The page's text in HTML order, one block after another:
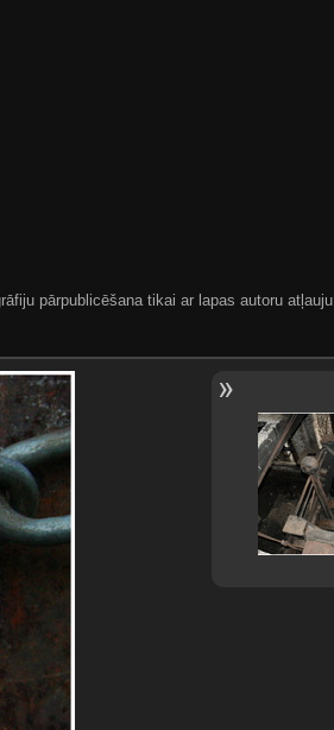
pārpublicēšana tikai ar lapas autoru atļauju.